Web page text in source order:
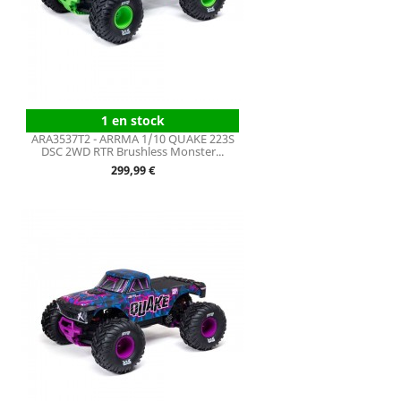
1 en stock
ARA3537T2 - ARRMA 1/10 QUAKE 223S
DSC 2WD RTR Brushless Monster...
Prix
299,99 €